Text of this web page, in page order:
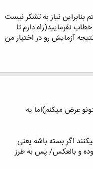
نیاز به تشکر نیست
نفرمایید(راه دارم تا
آزمایش رو در اختیار من
عرض میکنم)اما یه
اگر بسته باشه یعنی
بوده و بالعکس/ پس به طرز